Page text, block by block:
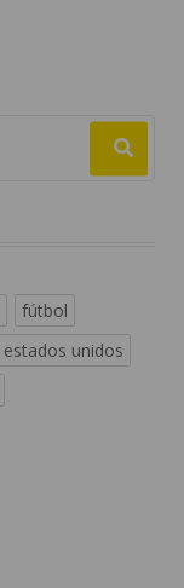
fútbol
estados unidos